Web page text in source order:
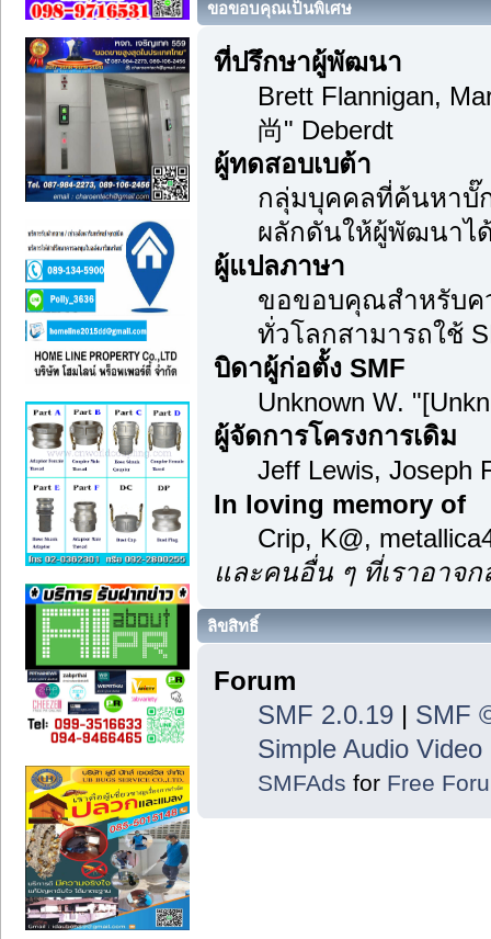
ขอขอบคุณเป็นพิเศษ
ที่ปรึกษาผู้พัฒนา
Brett Flannigan,
尚" Deberdt
ผู้ทดสอบเบต้า
กลุ่มบุคคลที่ค้นหาบั๊
ผลักดันให้ผู้พัฒนาไ
ผู้แปลภาษา
ขอขอบคุณสำหรับค
ทั่วโลกสามารถใช้
บิดาผู้ก่อตั้ง SMF
Unknown W.
ผู้จัดการโครงการเดิม
Jeff Lewis, Joseph
In loving memory of
Crip, K@,
และคนอื่น ๆ ที่เราอาจ
ลิขสิทธิ์
Forum
SMF 2.0.19| SMF
Simple Audio
SMFAds for Free